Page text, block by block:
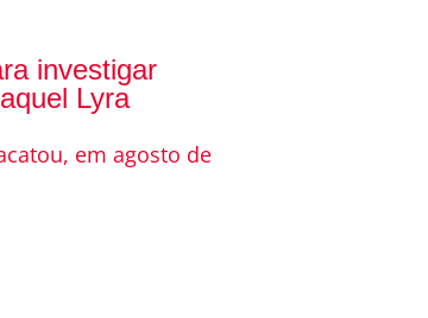
investigar
Lyra
em agosto de